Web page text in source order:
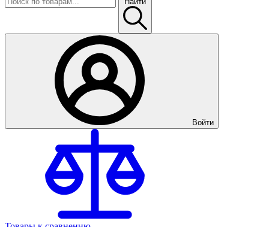
Войти